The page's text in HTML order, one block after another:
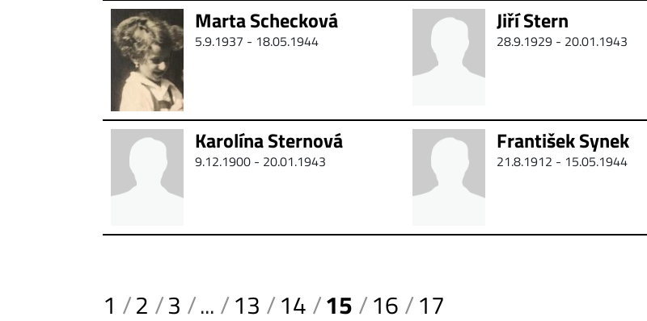
Marta Schecková
5.9.1937 - 18.05.1944
Jiří Stern
28.9.1929 - 20.01.1943
Karolína Sternová
9.12.1900 - 20.01.1943
František Synek
21.8.1912 - 15.05.1944
1 2 3 ... 13 14 15 16 17